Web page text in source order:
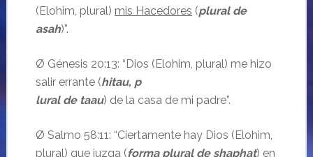
(Elohim, plural) mis Hacedores (plural de
asah)”.
Ø Génesis 20:13: “Dios (Elohim, plural) me hizo
salir errante (hitau, p
lural de taau) de la casa de mi padre”.
Ø Salmo 58:11: “Ciertamente hay Dios (Elohim,
plural) que juzga (forma plural de shaphat) en